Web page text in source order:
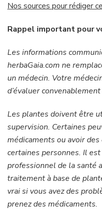
Nos sources pour rédiger
Rappel important pour
Les informations
herbaGaia.com ne
un médecin. Votre
d’évaluer
Les plantes doivent être
supervision. Certaines
médicaments ou avoir
certaines personnes. Il
professionnel de la santé
traitement à base de
vrai si vous avez des
prenez des médicaments.